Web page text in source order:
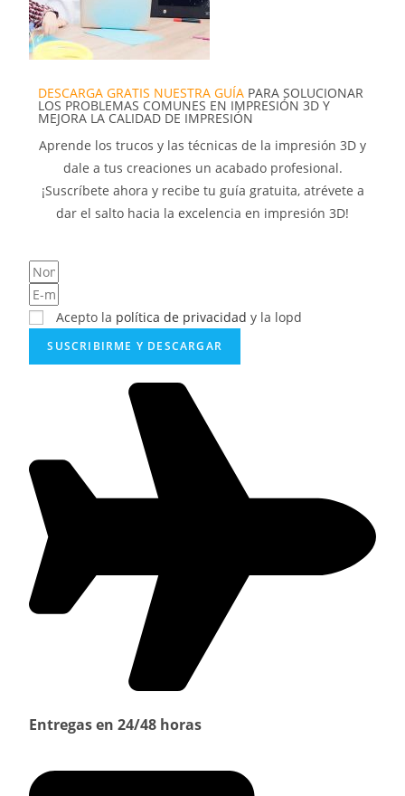
DESCARGA GRATIS NUESTRA GUÍA PARA SOLUCIONAR
LOS PROBLEMAS COMUNES EN IMPRESIÓN 3D Y
MEJORA LA CALIDAD DE IMPRESIÓN
Aprende los trucos y las técnicas de la impresión 3D y
dale a tus creaciones un acabado profesional.
¡Suscríbete ahora y recibe tu guía gratuita, atrévete a
dar el salto hacia la excelencia en impresión 3D!
Acepto la política de privacidad y la lopd
SUSCRIBIRME Y DESCARGAR
Entregas en 24/48 horas